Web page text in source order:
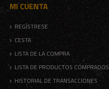
MI CUENTA
REGÍSTRESE
CESTA
LISTA DE LA COMPRA
LISTA DE PRODUCTOS COMPRADOS
HISTORIAL DE TRANSACCIONES